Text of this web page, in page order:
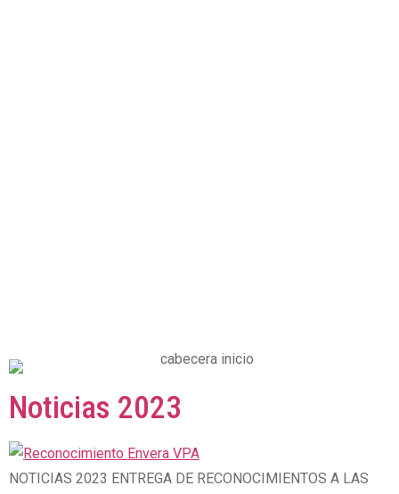
Noticias 2023
NOTICIAS 2023 ENTREGA DE RECONOCIMIENTOS A LAS